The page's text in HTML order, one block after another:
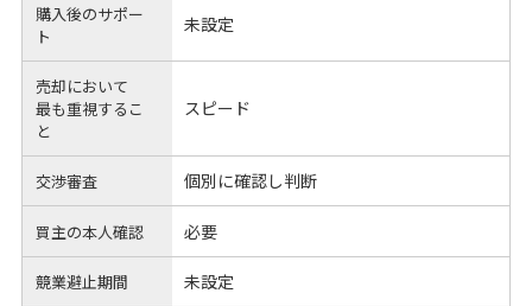
購入後のサポー
ト
未設定
売却において
最も重視するこ
と
スピード
交渉審査 個別に確認し判断
買主の本人確認 必要
競業避止期間 未設定